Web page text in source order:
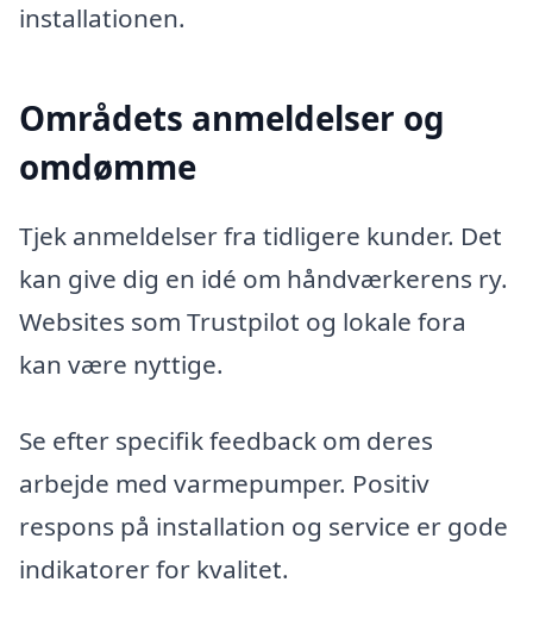
installationen.
Områdets anmeldelser og
omdømme
Tjek anmeldelser fra tidligere kunder. Det
kan give dig en idé om håndværkerens ry.
Websites som Trustpilot og lokale fora
kan være nyttige.
Se efter specifik feedback om deres
arbejde med varmepumper. Positiv
respons på installation og service er gode
indikatorer for kvalitet.